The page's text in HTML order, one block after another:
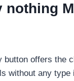
nothing
button offers the
without any type